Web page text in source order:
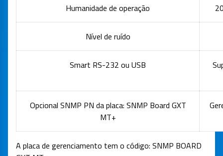
Humanidade de operação
Nível de ruído
Smart RS-232 ou USB
Opcional SNMP PN da placa: SNMP Board GXT
MT+
A placa de gerenciamento tem o código: SNMP BOARD